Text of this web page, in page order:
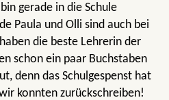
gerade in die Schule
Paula und Olli sind auch bei
die beste Lehrerin der
schon ein paar Buchstaben
denn das Schulgespenst hat
konnten zurückschreiben!